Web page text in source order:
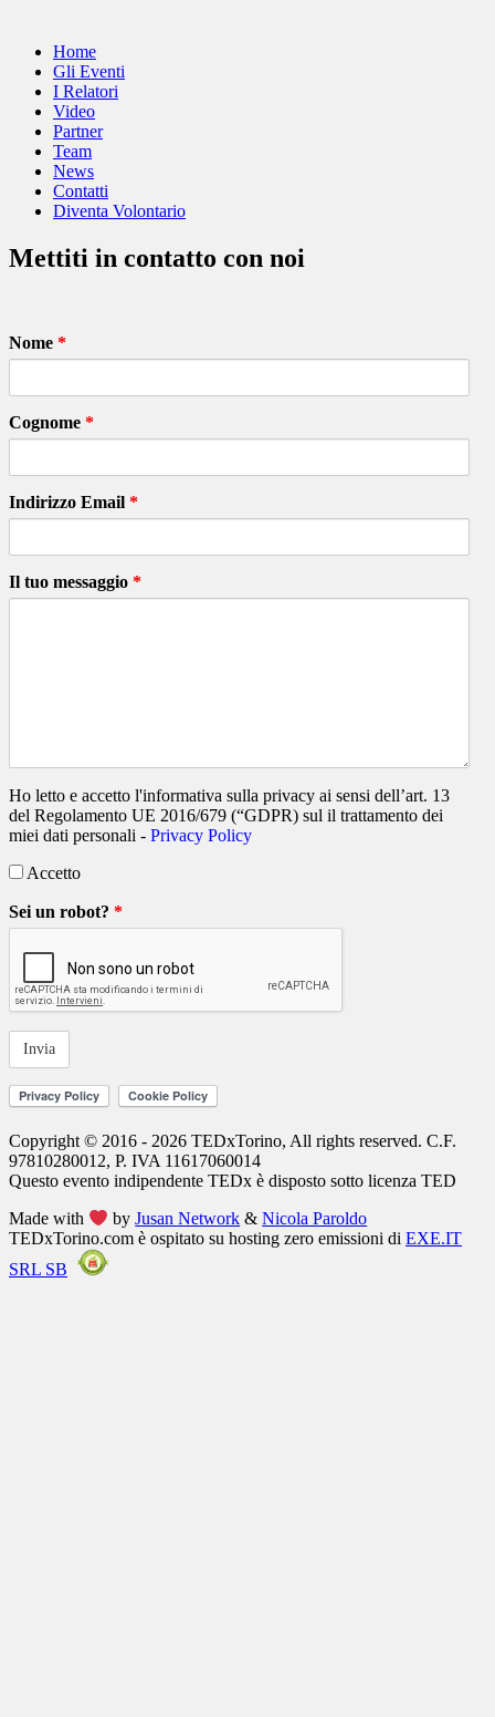
Home
Gli Eventi
I Relatori
Video
Partner
Team
News
Contatti
Diventa Volontario
Mettiti in contatto con noi
Nome *
Cognome *
Indirizzo Email *
Il tuo messaggio *
Ho letto e accetto l'informativa sulla privacy ai sensi dell’art. 13
del Regolamento UE 2016/679 (“GDPR) sul il trattamento dei
miei dati personali - Privacy Policy
Ho
e
accetto
l'informativa
privacy
per
il
trattamento
dei
miei
dati
personali
Accetto
Sei un robot? *
Copyright © 2016 - 2026 TEDxTorino, All rights reserved. C.F.
97810280012, P. IVA 11617060014
Questo evento indipendente TEDx è disposto sotto licenza TED
Made with byJusan Network &Nicola Paroldo
TEDxTorino.com è ospitato su hosting zero emissioni di EXE.IT
SRL SB